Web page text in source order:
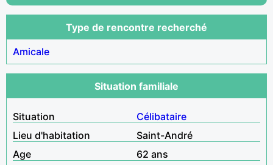
Type de rencontre recherché
Amicale
Situation familiale
Situation
Célibataire
Lieu d'habitation
Saint-André
Age
62 ans